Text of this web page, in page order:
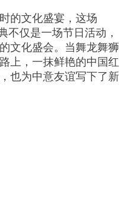
的文化盛宴，这场
不仅是一场节日活动，
文化盛会。当舞龙舞狮
上，一抹鲜艳的中国红
也为中意友谊写下了新